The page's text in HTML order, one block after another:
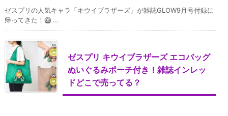
ゼスプリの人気キャラ「キウイブラザーズ」が雑誌GLOW9月号付録に
帰ってきた！🥝 ...
ゼスプリ キウイブラザーズ エコバッグ
ぬいぐるみポーチ付き！雑誌インレッ
ドどこで売ってる？